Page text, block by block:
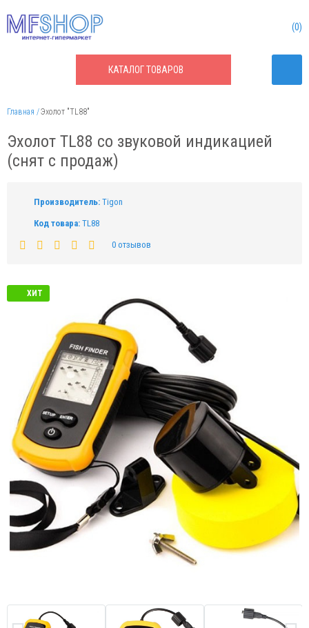
КАТАЛОГТОВАРОВ
0
Главная Эхолот "TL88"
Эхолот TL88 со звуковой индикацией
(снят с продаж)
Производитель: Tigon
Код товара: TL88
0 отзывов
ХИТ